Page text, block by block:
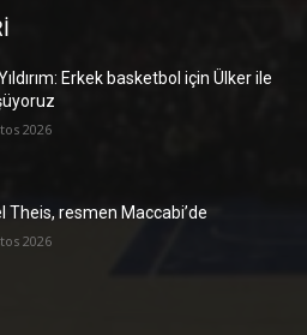
Erkek basketbol için Ülker ile
2026
Theis, resmen Maccabi’de
2026